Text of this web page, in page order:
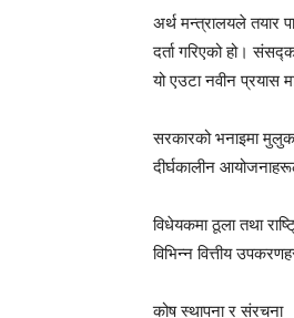
अर्थ मन्त्रालयले तयार
दर्ता गरिएको हो।
यो एउटा नवीन प्रयास
सरकारको भनाइमा
दीर्घकालीन
विधेयकमा ठूला तथा
विभिन्न वित्तीय
कोष स्थापना र संरचना